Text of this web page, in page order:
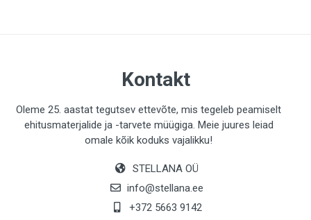
Kontakt
Oleme 25. aastat tegutsev ettevõte, mis tegeleb peamiselt
ehitusmaterjalide ja -tarvete müügiga. Meie juures leiad
omale kõik koduks vajalikku!
STELLANA OÜ
info@stellana.ee
+372 5663 9142